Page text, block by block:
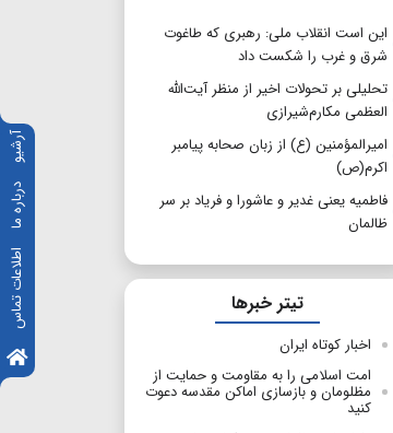
آرشیو
درباره ما
اطلاعات تماس
این است انقلاب ملی: رهبری که طاغوت
شرق و غرب را شکست داد
تحلیلی بر تحولات اخیر از منظر آیت‌الله
العظمی مکارم‌شیرازی
امیرالمؤمنین (ع) از زبان صحابه پیامبر
اکرم(ص)
فاطمیه یعنی غدیر و عاشورا و فریاد بر سر
ظالمان
تیتر خبرها
اخبار کوتاه ایران
امت اسلامی را به مقاومت و حمایت از
مظلومان و بازسازی اماکن مقدسه دعوت
کنید